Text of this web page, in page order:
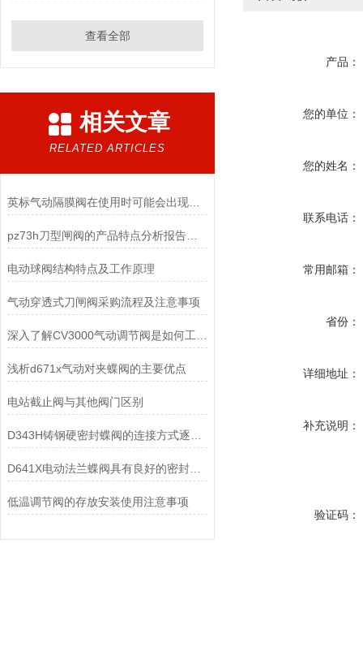
查看全部
相关文章
RELATED ARTICLES
英标气动隔膜阀在使用时可能会出现哪些故障？
pz73h刀型闸阀的产品特点分析报告说明
电动球阀结构特点及工作原理
气动穿透式刀闸阀采购流程及注意事项
浅析d671x气动对夹蝶阀的主要优点
电站截止阀与其他阀门区别
D641X电动法兰蝶阀具有良好的密封性，安装方便
低温调节阀的存放安装使用注意事项
产品：
您的单位：
您的姓名：
联系电话：
常用邮箱：
省份：
详细地址：
补充说明：
验证码：